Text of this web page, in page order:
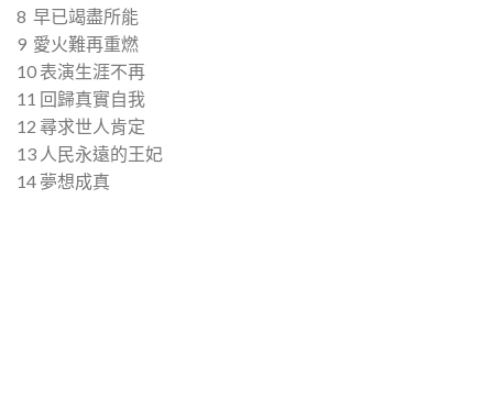
8 早已竭盡所能
9 愛火難再重燃
10 表演生涯不再
11 回歸真實自我
12 尋求世人肯定
13 人民永遠的王妃
14 夢想成真